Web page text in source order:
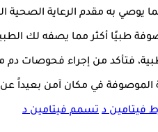
يوصي به مقدم الرعاية
طبيًا أكثر مما يصفه لك
فتأكد من إجراء فحوصات
في مكان آمن بعيداً عن
فيتامين د تسمم فيتامين د